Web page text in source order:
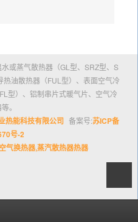
或蒸气散热器（GL型、SRZ型、S
油散热器（FUL型）、表面空气冷
型）、铝制串片式暖气片、空气冷
。
热能科技有限公司 备案号:苏ICP备
号-2
气换热器,蒸汽散热器热器